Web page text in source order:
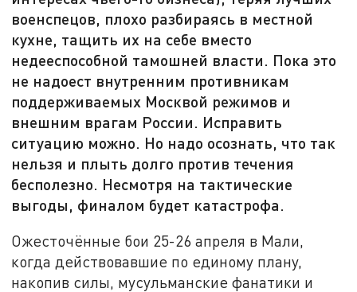
военспецов, плохо разбираясь в местной
кухне, тащить их на себе вместо
недееспособной тамошней власти. Пока это
не надоест внутренним противникам
поддерживаемых Москвой режимов и
внешним врагам России. Исправить
ситуацию можно. Но надо осознать, что так
нельзя и плыть долго против течения
бесполезно. Несмотря на тактические
выгоды, финалом будет катастрофа.
Ожесточённые бои 25-26 апреля в Мали,
когда действовавшие по единому плану,
накопив силы, мусульманские фанатики и